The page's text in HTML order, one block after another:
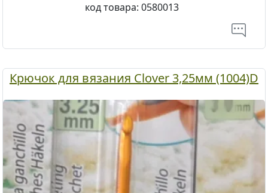
код товара: 0580013
Крючок для вязания Clover 3,25мм (1004)D